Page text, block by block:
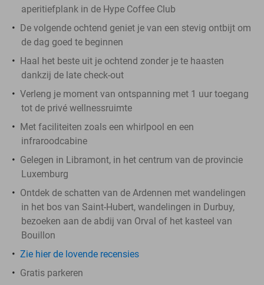
aperitiefplank in de Hype Coffee Club
De volgende ochtend geniet je van een stevig ontbijt om
de dag goed te beginnen
Haal het beste uit je ochtend zonder je te haasten
dankzij de late check-out
Verleng je moment van ontspanning met 1 uur toegang
tot de privé wellnessruimte
Met faciliteiten zoals een whirlpool en een
infraroodcabine
Gelegen in Libramont, in het centrum van de provincie
Luxemburg
Ontdek de schatten van de Ardennen met wandelingen
in het bos van Saint-Hubert, wandelingen in Durbuy,
bezoeken aan de abdij van Orval of het kasteel van
Bouillon
Zie hier de lovende recensies
Gratis parkeren